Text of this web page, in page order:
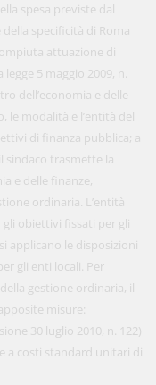
spesa previste dal
specificità di Roma
attuazione di
5 maggio 2009, n.
dell’economia e delle
le modalità e l’entità del
di finanza pubblica; a
sindaco trasmette la
e delle finanze,
ordinaria. L’entità
obiettivi fissati per gli
applicano le disposizioni
gli enti locali. Per
gestione ordinaria, il
misure:
30 luglio 2010, n. 122)
a costi standard unitari di